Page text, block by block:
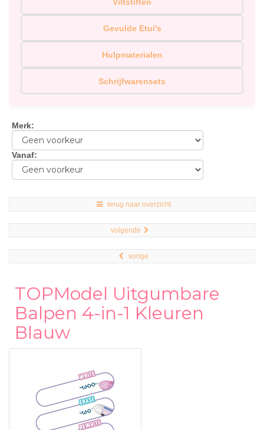
Gevulde Etui's
Hulpmaterialen
Schrijfwarensets
Merk:
Vanaf:
terug naar overzicht
volgende
vorige
TOPModel Uitgumbare
Balpen 4-in-1 Kleuren
Blauw